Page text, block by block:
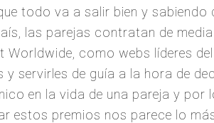
todo va a salir bien y
las parejas contratan de
Worldwide, como webs líderes
servirles de guía a la hora de
en la vida de una pareja y
estos premios nos parece lo